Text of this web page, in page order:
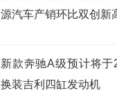
源汽车产销环比双创新
新款奔驰A级预计将于
换装吉利四缸发动机